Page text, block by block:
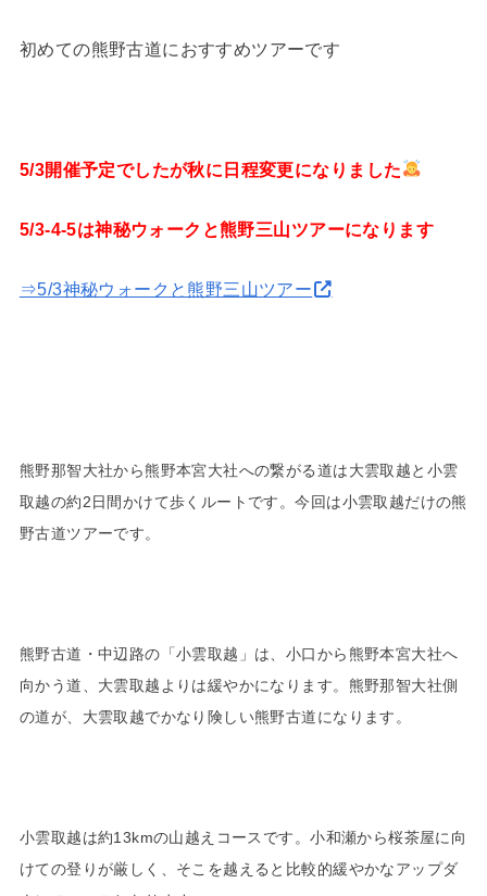
初めての熊野古道におすすめツアーです
5/3開催予定でしたが秋に日程変更になりました
5/3-4-5は神秘ウォークと熊野三山ツアーになります
⇒5/3神秘ウォークと熊野三山ツアー
熊野那智大社から熊野本宮大社への繋がる道は大雲取越と小雲
取越の約2日間かけて歩くルートです。今回は小雲取越だけの熊
野古道ツアーです。
熊野古道・中辺路の「小雲取越」は、小口から熊野本宮大社へ
向かう道、大雲取越よりは緩やかになります。熊野那智大社側
の道が、大雲取越でかなり険しい熊野古道になります。
小雲取越は約13kmの山越えコースです。小和瀬から桜茶屋に向
けての登りが厳しく、そこを越えると比較的緩やかなアップダ